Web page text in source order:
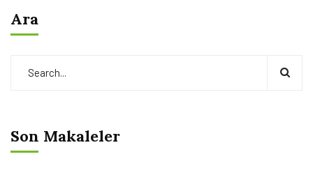
Ara
Son Makaleler